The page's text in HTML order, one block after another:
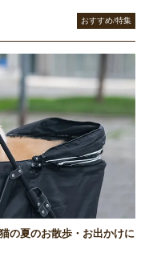
おすすめ/特集
の夏のお散歩・お出かけに